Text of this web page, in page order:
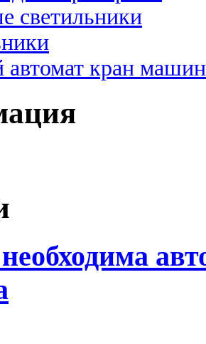
светильники
автомат кран